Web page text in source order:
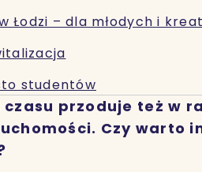
Łodzi – dla młodych i
studentów
czasu przoduje też w
Czy warto